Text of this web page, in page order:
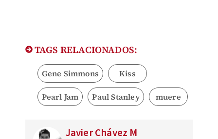
TAGS RELACIONADOS:
Gene Simmons Kiss
Pearl Jam Paul Stanley muere
Javier Chávez M